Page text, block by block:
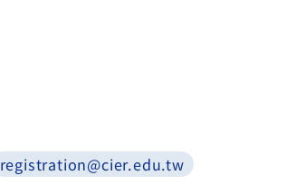
registration@cier.edu.tw